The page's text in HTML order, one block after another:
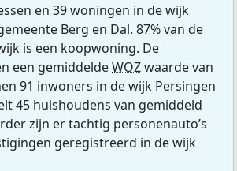
en 39 woningen in de wijk
Berg en Dal. 87% van de
is een koopwoning. De
een gemiddeldeWOZwaarde van
91 inwoners in de wijk Persingen
45 huishoudens van gemiddeld
zijn er tachtig personenauto’s
geregistreerd in de wijk